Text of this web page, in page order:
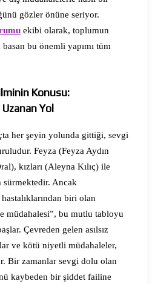
gözler önüne seriyor.
ekibi olarak, toplumun
bu önemli yapımı tüm
Konusu:
Yol
her şeyin yolunda gittiği, sevgi
Feyza (Feyza Aydın
kızları (Aleyna Kılıç) ile
Ancak
biri olan
müdahalesi”, bu mutlu tabloyu
Çevreden gelen asılsız
ve kötü niyetli müdahaleler,
Bir zamanlar sevgi dolu olan
kaybeden bir şiddet failine